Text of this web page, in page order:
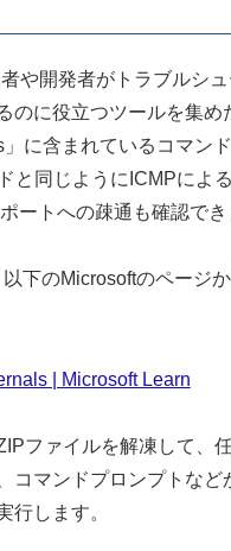
や開発者がトラブルシ
のに役立つツールを集め
に含まれているコマン
と同じようにICMPによ
ートへの疎通も確認でき
下のMicrosoftのページ
| Microsoft Learn
ファイルを解凍して、
コマンドプロンプトなど
行します。